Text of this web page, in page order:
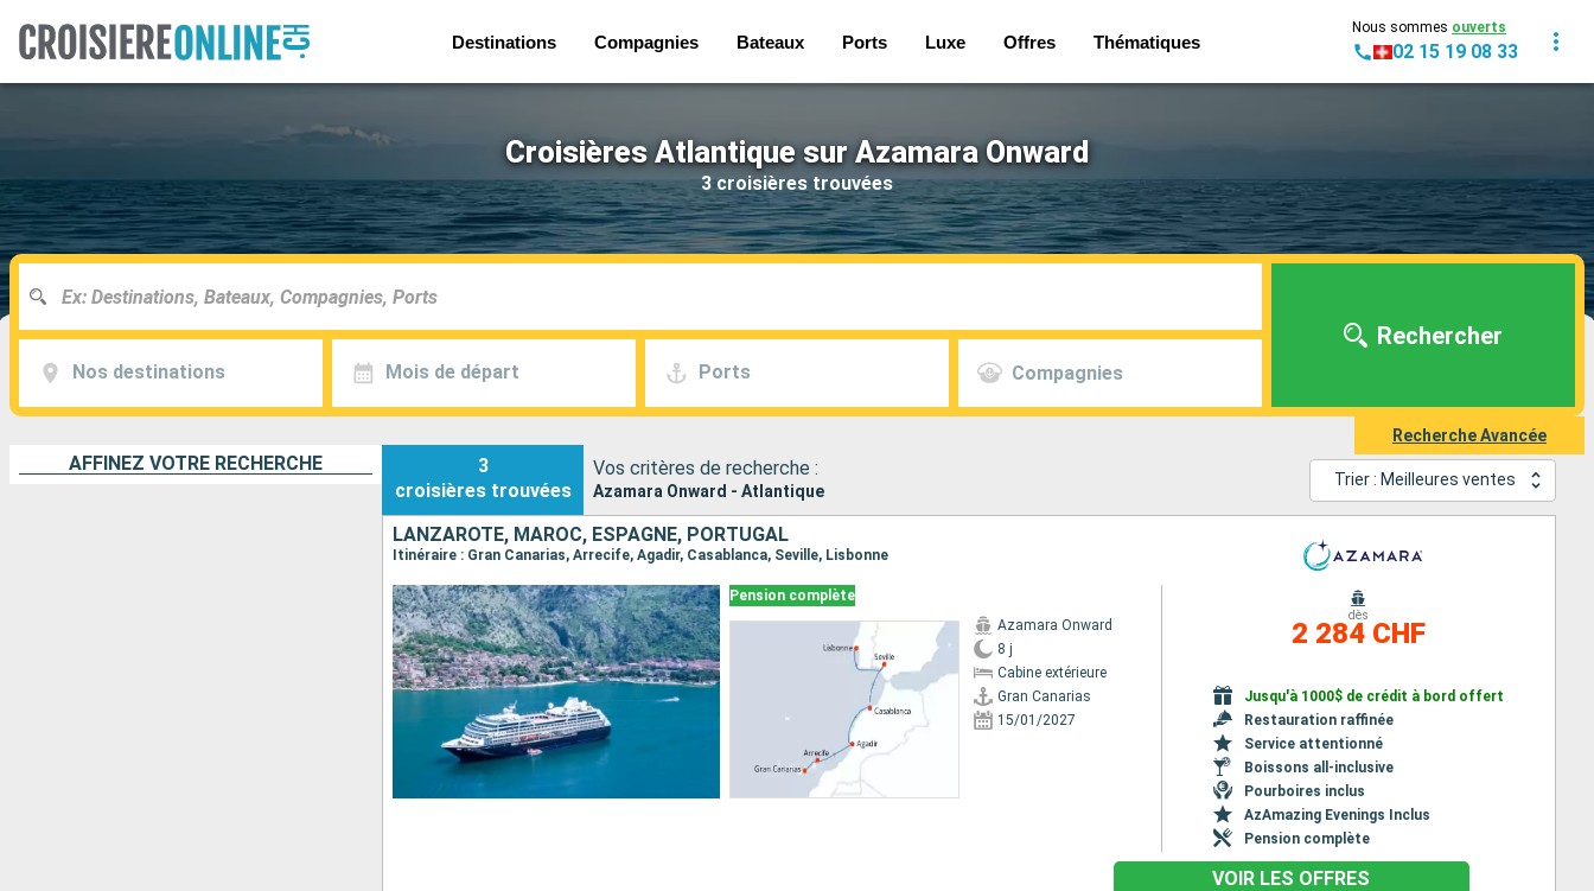
Destinations Compagnies Bateaux Ports Luxe Offres Thématiques
Nous sommes ouverts
02 15 19 08 33
Croisières Atlantique sur Azamara Onward
3 croisières trouvées
Nos destinations Mois de départ Ports Compagnies
Rechercher
Recherche Avancée
AFFINEZ VOTRE RECHERCHE
3
croisières trouvées
Vos critères de recherche :
Azamara Onward - Atlantique
Trier : Meilleures ventes
LANZAROTE, MAROC, ESPAGNE, PORTUGAL
Itinéraire : Gran Canarias, Arrecife, Agadir, Casablanca, Seville, Lisbonne
Pension complète
Azamara Onward
8 j
Cabine extérieure
Gran Canarias
15/01/2027
dès
2 284 CHF
Jusqu'à 1000$ de crédit à bord offert
Restauration raffinée
Service attentionné
Boissons all-inclusive
Pourboires inclus
AzAmazing Evenings Inclus
Pension complète
VOIR LES OFFRES